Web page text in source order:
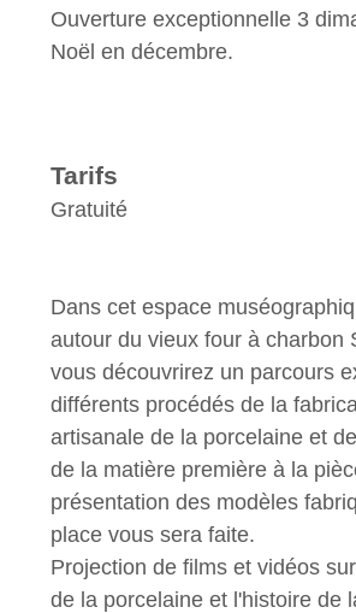
Ouverture exceptionnelle 3
Noël en décembre.
Tarifs
Gratuité
Dans cet espace
autour du vieux four à charbon
vous découvrirez un parcours
différents procédés de la
artisanale de la porcelaine et
de la matière première à la
présentation des modèles
place vous sera faite.
Projection de films et vidéos
de la porcelaine et l'histoire de